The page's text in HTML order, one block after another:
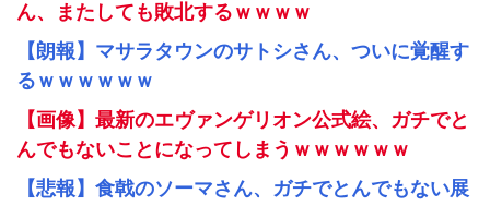
ん、またしても敗北するｗｗｗｗ
【朗報】マサラタウンのサトシさん、ついに覚醒す
るｗｗｗｗｗｗ
【画像】最新のエヴァンゲリオン公式絵、ガチでと
んでもないことになってしまうｗｗｗｗｗｗ
【悲報】食戟のソーマさん、ガチでとんでもない展